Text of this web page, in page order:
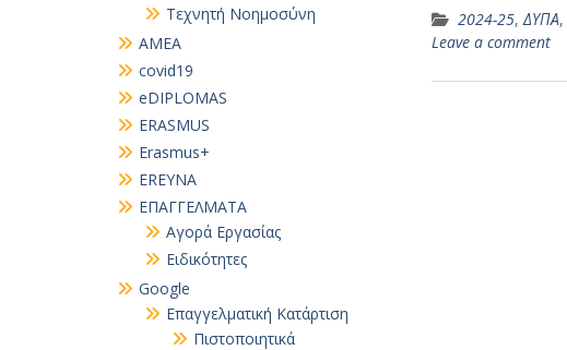
2024-25,ΔΥΠΑ,
Leave a comment
Τεχνητή Νοημοσύνη
AMEA
covid19
eDIPLOMAS
ERASMUS
Erasmus+
EREYNA
EΠΑΓΓΕΛΜΑΤΑ
Αγορά Εργασίας
Ειδικότητες
Google
Επαγγελματική Κατάρτιση
Πιστοποιητικά